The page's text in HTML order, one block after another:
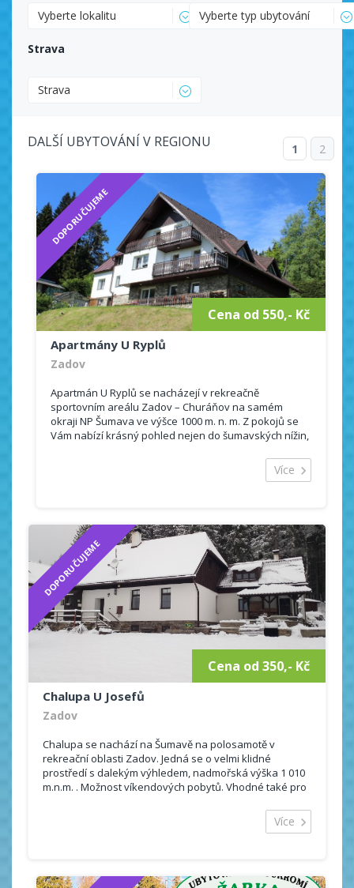
Vyberte lokalitu Vyberte typ ubytování
Strava
Strava
DALŠÍ UBYTOVÁNÍ V REGIONU 1 2
DOPORUČUJEME
Cena od 550,- Kč
Apartmány U Ryplů
Zadov
Apartmán U Ryplů se nacházejí v rekreačně
sportovním areálu Zadov – Churáňov na samém
okraji NP Šumava ve výšce 1000 m. n. m. Z pokojů se
Vám nabízí krásný pohled nejen do šumavských nížin,
Více
DOPORUČUJEME
Cena od 350,- Kč
Chalupa U Josefů
Zadov
Chalupa se nachází na Šumavě na polosamotě v
rekreační oblasti Zadov. Jedná se o velmi klidné
prostředí s dalekým výhledem, nadmořská výška 1 010
m.n.m. . Možnost víkendových pobytů. Vhodné také pro
Více